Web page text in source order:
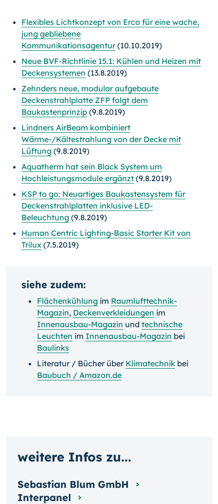
Flexibles Lichtkonzept von Erco für eine wache,
jung gebliebene
Kommunikationsagentur(10.10.2019)
Neue BVF-Richtlinie 15.1: Kühlen und Heizen mit
Deckensystemen (13.8.2019)
Zehnders neue, modular aufgebaute
Deckenstrahlplatte ZFP folgt dem
Baukastenprinzip (9.8.2019)
Lindners AirBeam kombiniert
Wärme-/Kältestrahlung von der Decke mit
Lüftung (9.8.2019)
Aquatherm hat sein Black System um
Hochleistungsmodule ergänzt (9.8.2019)
KSP to go: Neuartiges Baukastensystem für
Deckenstrahlplatten inklusive LED-
Beleuchtung (9.8.2019)
Human Centric Lighting-Basic Starter Kit von
Trilux (7.5.2019)
siehe zudem:
Flächenkühlung im Raumlufttechnik-
Magazin, Deckenverkleidungen im
Innenausbau-Magazin und technische
Leuchten im Innenausbau-Magazin bei
Baulinks
Literatur / Bücher über Klimatechnik bei
Baubuch / Amazon.de
weitere Infos zu...
Sebastian Blum GmbH
Interpanel